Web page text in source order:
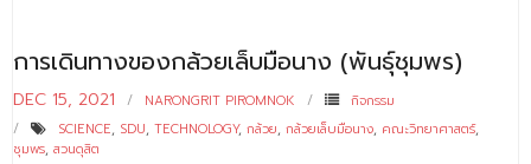
- วิทยาศาสตรบัณฑิต
- - วิทยาการคอมพิวเตอร์
- - วิทยาศาสตร์เครื่องสำอาง
การเดินทางของกล้วยเล็บมือนาง (พันธุ์ชุมพร)
DEC 15, 2021 NARONGRIT PIROMNOK
กิจกรรม
SCIENCE, SDU, TECHNOLOGY, กล้วย, กล้วยเล็บมือนาง, คณะวิทยาศาสตร์,
ชุมพร, สวนดุสิต